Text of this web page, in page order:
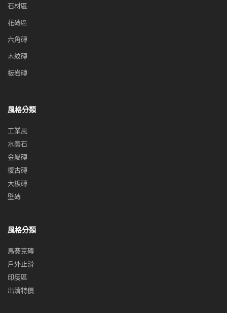
石材區
花磚區
六角磚
木紋磚
板岩磚
風格分類
工業風
水磨石
金屬磚
復古磚
大板磚
壁磚
風格分類
馬賽克磚
戶外止滑
印度區
出清特價